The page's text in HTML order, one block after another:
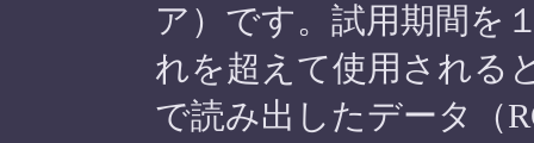
ア）です。試用期間を
れを超えて使用される
で読み出したデータ（